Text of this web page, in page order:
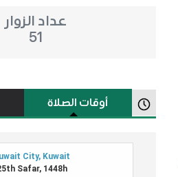
عداد الزوار
51
أوقات الصلاة